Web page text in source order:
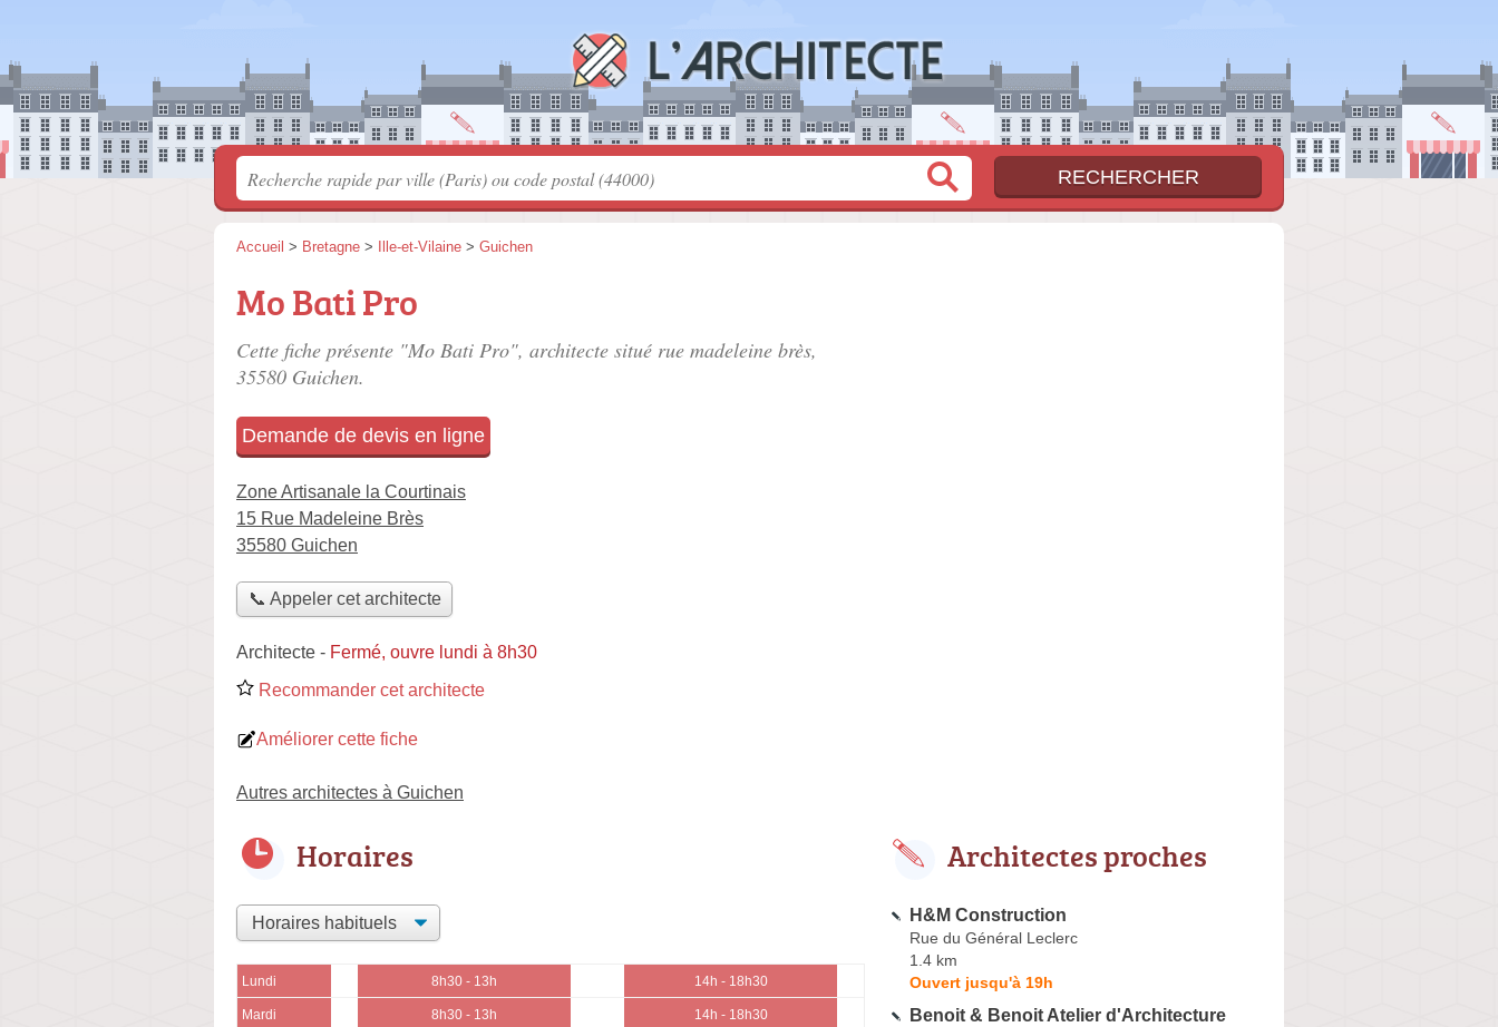
Accueil > Bretagne > Ille-et-Vilaine > Guichen
Mo Bati Pro
Cette fiche présente "Mo Bati Pro", architecte situé rue madeleine brès,
35580 Guichen.
Demande de devis en ligne
Zone Artisanale la Courtinais
15 Rue Madeleine Brès
35580 Guichen
📞 Appeler cet architecte
Architecte - Fermé, ouvre lundi à 8h30
Recommander cet architecte
Améliorer cette fiche
Autres architectes à Guichen
Horaires
Lundi 8h30 - 13h 14h - 18h30
Mardi 8h30 - 13h 14h - 18h30
Architectes proches
H&M Construction
Rue du Général Leclerc
1.4 km
Ouvert jusqu'à 19h
Benoit & Benoit Atelier d'Architecture